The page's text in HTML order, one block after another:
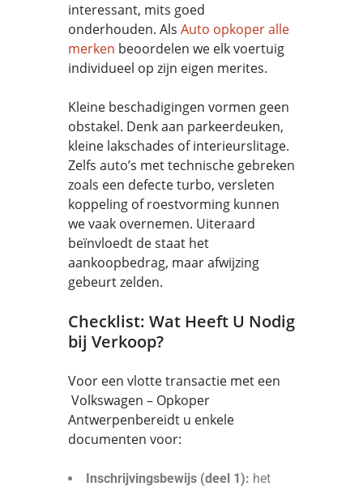
interessant, mits goed
onderhouden. Als Auto opkoper alle
merken beoordelen we elk voertuig
individueel op zijn eigen merites.
Kleine beschadigingen vormen geen
obstakel. Denk aan parkeerdeuken,
kleine lakschades of interieurslitage.
Zelfs auto’s met technische gebreken
zoals een defecte turbo, versleten
koppeling of roestvorming kunnen
we vaak overnemen. Uiteraard
beïnvloedt de staat het
aankoopbedrag, maar afwijzing
gebeurt zelden.
Checklist: Wat Heeft U Nodig
bij Verkoop?
Voor een vlotte transactie met een
Volkswagen – Opkoper
Antwerpenbereidt u enkele
documenten voor:
Inschrijvingsbewijs (deel 1): het